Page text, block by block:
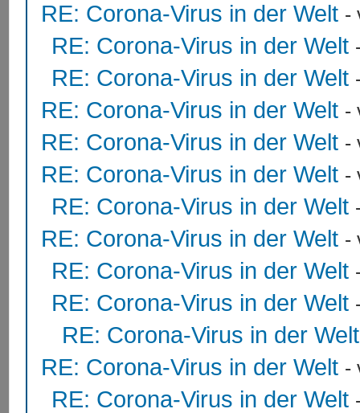
RE: Corona-Virus in der Welt -
RE: Corona-Virus in der Welt
RE: Corona-Virus in der Welt
RE: Corona-Virus in der Welt -
RE: Corona-Virus in der Welt -
RE: Corona-Virus in der Welt -
RE: Corona-Virus in der Welt
RE: Corona-Virus in der Welt -
RE: Corona-Virus in der Welt
RE: Corona-Virus in der Welt
RE: Corona-Virus in der Welt
RE: Corona-Virus in der Welt -
RE: Corona-Virus in der Welt